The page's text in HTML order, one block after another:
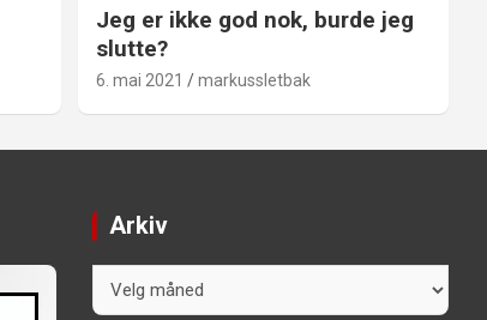
Jeg er ikke god nok, burde jeg
slutte?
6. mai 2021 markussletbak
Arkiv